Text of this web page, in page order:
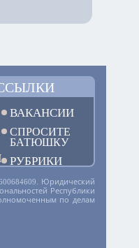
ВАКАНСИИ
СПРОСИТЕ
БАТЮШКУ
РУБРИКИ
Юридический
Республики
по делам